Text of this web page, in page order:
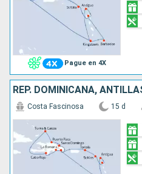
Pague en 4X
Costa Fascinosa 15 d